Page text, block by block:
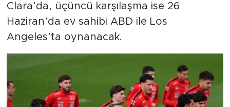
Clara’da, üçüncü karşılaşma ise 26
Haziran’da ev sahibi ABD ile Los
Angeles’ta oynanacak.